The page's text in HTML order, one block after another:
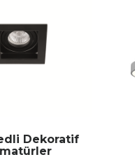
MEVA Linear
Armatürler